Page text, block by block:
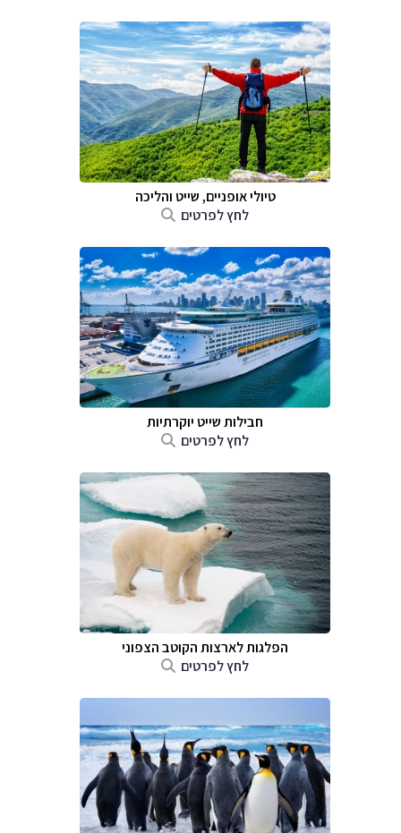
טיולי אופניים, שייט והליכה
לחץ לפרטים
חבילות שייט יוקרתיות
לחץ לפרטים
הפלגות לארצות הקוטב הצפוני
לחץ לפרטים